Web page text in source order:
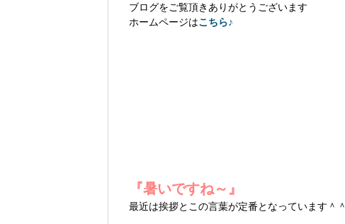
ブログをご覧頂きありがとうございます
ホームページはこちら♪
『暑いですね～』
最近は挨拶とこの言葉が定番となっています＾＾